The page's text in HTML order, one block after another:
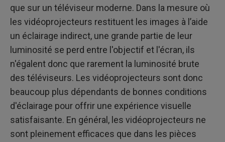
que sur un téléviseur moderne. Dans la mesure où
les vidéoprojecteurs restituent les images à l’aide
un éclairage indirect, une grande partie de leur
luminosité se perd entre l'objectif et l'écran, ils
n'égalent donc que rarement la luminosité brute
des téléviseurs. Les vidéoprojecteurs sont donc
beaucoup plus dépendants de bonnes conditions
d'éclairage pour offrir une expérience visuelle
satisfaisante. En général, les vidéoprojecteurs ne
sont pleinement efficaces que dans les pièces